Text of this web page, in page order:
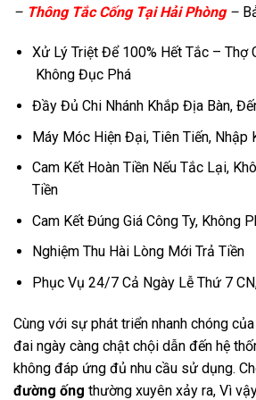
– Thông Tắc Cống Tại Hải Phòng–
Xử Lý Triệt Để 100% Hết Tắc – Thợ
Không Đục Phá
Đầy Đủ Chi Nhánh Khắp Địa Bàn,
Máy Móc Hiện Đại, Tiên Tiến, Nhập
Cam Kết Hoàn Tiền Nếu Tắc Lại,
Tiền
Cam Kết Đúng Giá Công Ty, Không
Nghiệm Thu Hài Lòng Mới Trả Tiền
Phục Vụ 24/7 Cả Ngày Lễ Thứ 7
Cùng với sự phát triển nhanh chóng
đai ngày càng chật chội dẫn đến hệ
không đáp ứng đủ nhu cầu sử dụng.
đường ống thường xuyên xảy ra, Vì